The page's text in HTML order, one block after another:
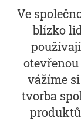
Ve
blízko
vážíme
tvorba